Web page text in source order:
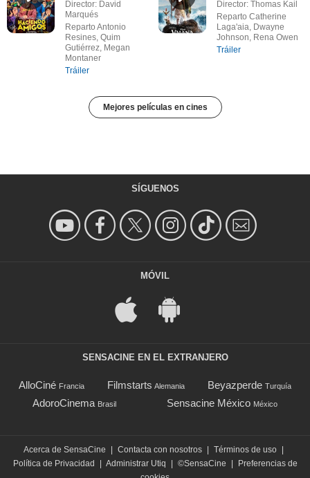
Director: David
Marqués
Reparto Antonio
Resines, Quim
Gutiérrez, Megan
Montaner
Tráiler
Director: Thomas Kail
Reparto Catherine
Laga'aia, Dwayne
Johnson, Rena Owen
Tráiler
Mejores películas en cines
SÍGUENOS
MÓVIL
SENSACINE EN EL EXTRANJERO
AlloCiné Francia Filmstarts Alemania Beyazperde Turquía
AdoroCinema Brasil Sensacine México México
Acerca de SensaCine | Contacta con nosotros | Términos de uso |
Política de Privacidad
| Administrar Utiq | ©SensaCine |
Preferencias de